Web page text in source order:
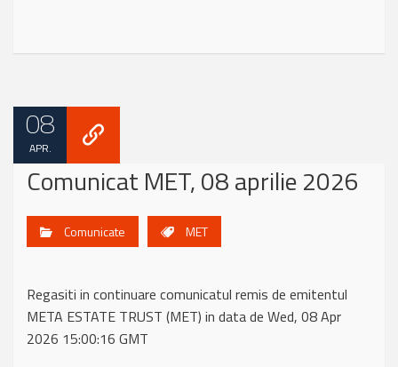
08
APR.
Comunicat MET, 08 aprilie 2026
Comunicate MET
Regasiti in continuare comunicatul remis de emitentul
META ESTATE TRUST (MET) in data de Wed, 08 Apr
2026 15:00:16 GMT